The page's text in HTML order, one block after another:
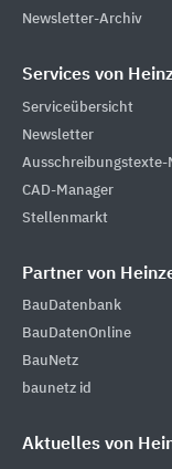
Newsletter-Archiv
Services von
Serviceübersicht
Newsletter
Ausschreibungstexte-
CAD-Manager
Stellenmarkt
Partner von
BauDatenbank
BauDatenOnline
BauNetz
baunetz id
Aktuelles von